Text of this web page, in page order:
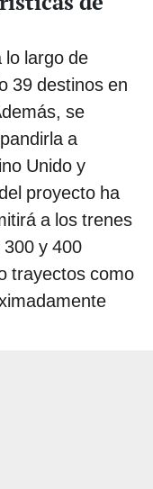
lo largo de
39 destinos en
se
a
Unido y
proyecto ha
a los trenes
y 400
trayectos como